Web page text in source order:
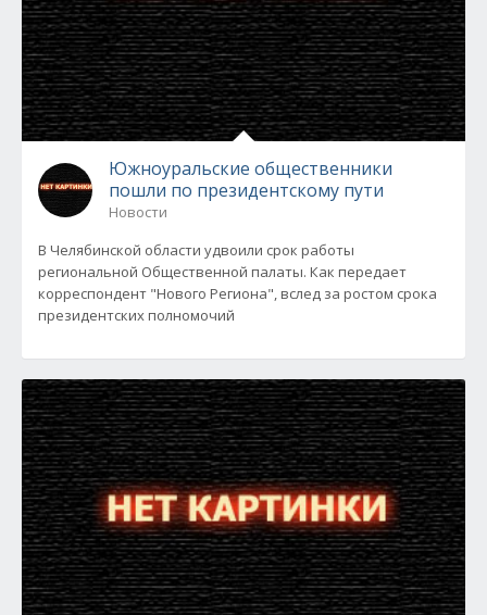
Южноуральские общественники
пошли по президентскому пути
Новости
В Челябинской области удвоили срок работы
региональной Общественной палаты. Как передает
корреспондент "Нового Региона", вслед за ростом срока
президентских полномочий